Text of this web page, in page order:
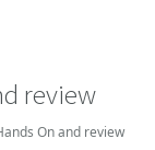
review
On and review